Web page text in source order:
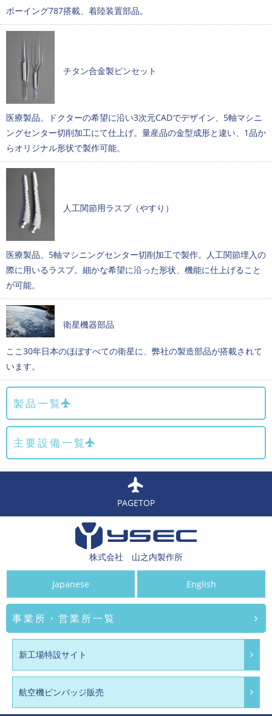
ボーイング787搭載、着陸装置部品。
チタン合金製ピンセット
医療製品。ドクターの希望に沿い3次元CADでデザイン、5軸マシニ
ングセンター切削加工にて仕上げ。量産品の金型成形と違い、1品か
らオリジナル形状で製作可能。
人工関節用ラスプ（やすり）
医療製品。5軸マシニングセンター切削加工で製作。人工関節埋入の
際に用いるラスプ。細かな希望に沿った形状、機能に仕上げること
が可能。
衛星機器部品
ここ30年日本のほぼすべての衛星に、弊社の製造部品が搭載されて
います。
製品一覧
主要設備一覧
PAGETOP
株式会社 山之内製作所
Japanese English
事業所・営業所一覧
新工場特設サイト
航空機ピンバッジ販売